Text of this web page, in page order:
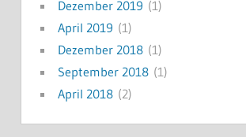
Dezember 2019 (1)
April 2019 (1)
Dezember 2018(1)
September 2018(1)
April 2018(2)